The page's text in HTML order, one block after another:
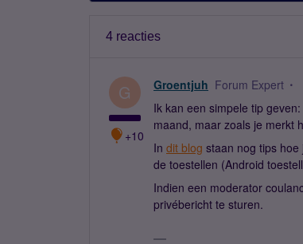
4 reacties
G
+10
Groentjuh Forum Expert
Ik kan een simpele tip
maand, maar zoals je merkt
In dit blog staan nog tips
de toestellen (Android
Indien een moderator
privébericht te sturen.